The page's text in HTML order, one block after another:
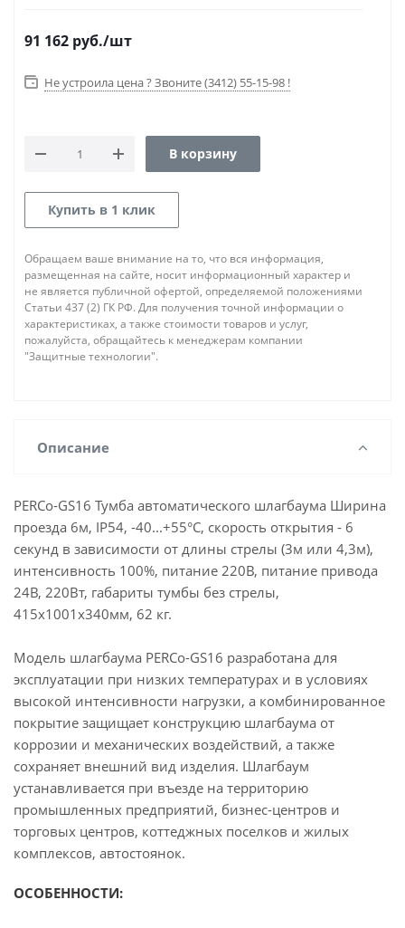
91 162 руб./шт
Не устроила цена ? Звоните (3412) 55-15-98 !
В корзину
Купить в 1 клик
Обращаем ваше внимание на то, что вся информация,
размещенная на сайте, носит информационный характер и
не является публичной офертой, определяемой положениями
Статьи 437 (2) ГК РФ. Для получения точной информации о
характеристиках, а также стоимости товаров и услуг,
пожалуйста, обращайтесь к менеджерам компании
"Защитные технологии".
Описание
PERCo-GS16 Тумба автоматического шлагбаума Ширина
проезда 6м, IP54, -40...+55°C, скорость открытия - 6
секунд в зависимости от длины стрелы (3м или 4,3м),
интенсивность 100%, питание 220В, питание привода
24В, 220Вт, габариты тумбы без стрелы,
415х1001х340мм, 62 кг.
Модель шлагбаума PERCo-GS16 разработана для
эксплуатации при низких температурах и в условиях
высокой интенсивности нагрузки, а комбинированное
покрытие защищает конструкцию шлагбаума от
коррозии и механических воздействий, а также
сохраняет внешний вид изделия. Шлагбаум
устанавливается при въезде на территорию
промышленных предприятий, бизнес-центров и
торговых центров, коттеджных поселков и жилых
комплексов, автостоянок.
ОСОБЕННОСТИ: